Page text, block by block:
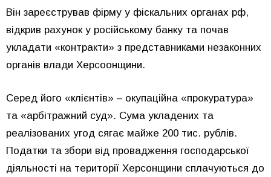
Він зареєстрував фірму у фіскальних органах рф,
відкрив рахунок у російському банку та почав
укладати «контракти» з представниками незаконних
органів влади Херсоонщини.
Серед його «клієнтів» – окупаційна «прокуратура»
та «арбітражний суд». Сума укладених та
реалізованих угод сягає майже 200 тис. рублів.
Податки та збори від провадження господарської
діяльності на території Херсонщини сплачуються до